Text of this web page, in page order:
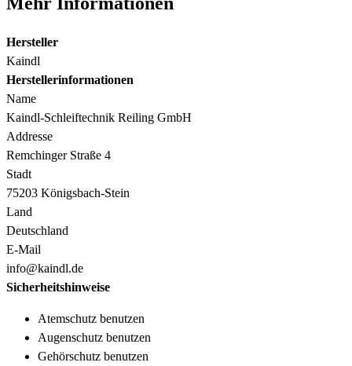
Hersteller
Kaindl
Herstellerinformationen
Name
Kaindl-Schleiftechnik Reiling GmbH
Addresse
Remchinger Straße 4
Stadt
75203 Königsbach-Stein
Land
Deutschland
E-Mail
info@kaindl.de
Sicherheitshinweise
Atemschutz benutzen
Augenschutz benutzen
Gehörschutz benutzen